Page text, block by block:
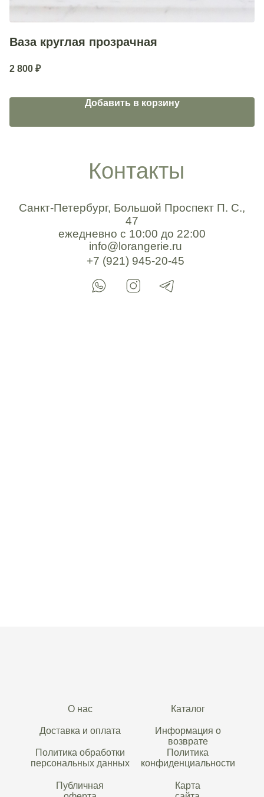
Ваза круглая прозрачная
2 800 ₽
Добавить в корзину
Публичная
Карта
Каталог
Информация о
возврате
Политика
конфиденциальности
О нас
Доставка и оплата
Политика обработки
персональных данных